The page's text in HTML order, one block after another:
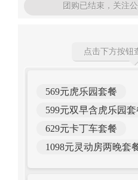
团购已结束，关注
点击下方按钮
569元虎乐园套餐
599元双早含虎乐园套
629元卡丁车套餐
1098元灵动房两晚套